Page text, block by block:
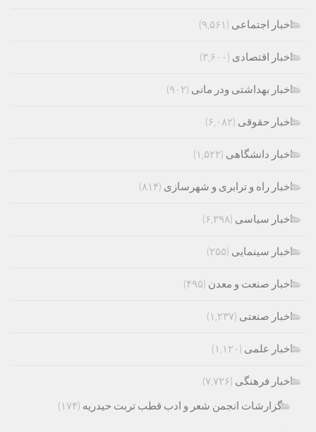
اخبار اجتماعی (۹,۵۶۱)
اخبار اقتصادی (۳,۶۰۰)
اخبار بهداشتی ودر مانی (۹۰۲)
اخبار حقوقی (۶,۰۸۲)
اخبار دانشگاهی (۱,۵۲۲)
اخبار راه و ترابری و شهرسازی (۸۱۴)
اخبار سیاسی (۶,۳۹۸)
اخبار سینمایی (۲۵۵)
اخبار صنعت و معدن (۴۹۵)
اخبار صنعتی (۱,۲۳۷)
اخبار علمی (۱,۱۲۰)
اخبار فرهنگی (۷,۷۲۶)
گزارشات انجمن شعر و ادب قطب تربت حیدریه (۱۷۴)